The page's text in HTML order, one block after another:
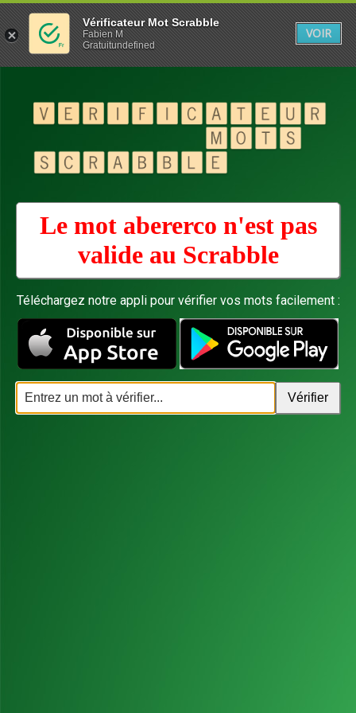
Le mot abererco n'est pas
valide au Scrabble
Téléchargez notre appli pour vérifier vos mots facilement :
Vérificateur Mot Scrabble
Fabien M
Gratuitundefined
VOIR